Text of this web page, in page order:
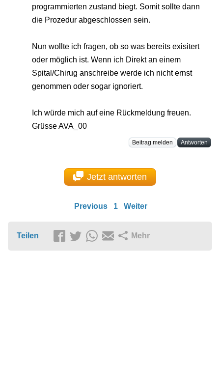
programmierten zustand biegt. Somit sollte dann
die Prozedur abgeschlossen sein.
Nun wollte ich fragen, ob so was bereits exisitert
oder möglich ist. Wenn ich Direkt an einem
Spital/Chirug anschreibe werde ich nicht ernst
genommen oder sogar ignoriert.
Ich würde mich auf eine Rückmeldung freuen.
Grüsse AVA_00
Beitrag melden Antworten
Jetzt antworten
Previous 1 Weiter
Teilen Mehr